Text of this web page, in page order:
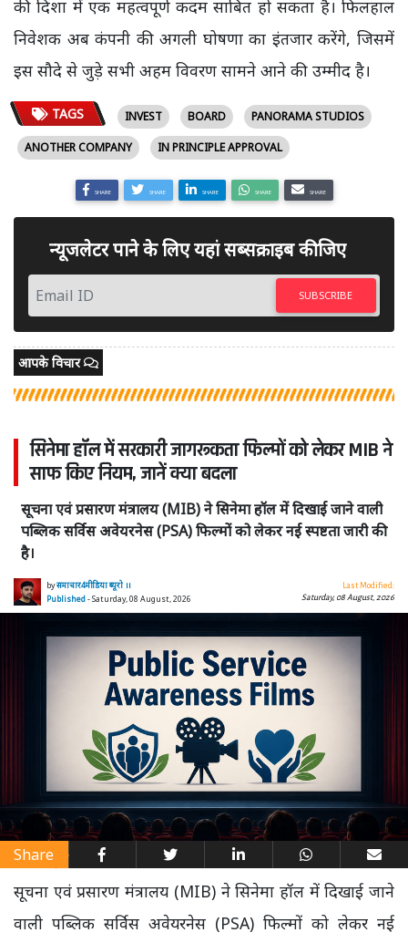
की दिशा में एक महत्वपूर्ण कदम साबित हो सकता है। फिलहाल
निवेशक अब कंपनी की अगली घोषणा का इंतजार करेंगे, जिसमें
इस सौदे से जुड़े सभी अहम विवरण सामने आने की उम्मीद है।
TAGS INVEST BOARD
PANORAMA STUDIOS
ANOTHER COMPANY
IN PRINCIPLE APPROVAL
SHARE SHARE SHARE SHARE SHARE
न्यूजलेटर पाने के लिए यहां सब्सक्राइब कीजिए
SUBSCRIBE
आपके विचार
सिनेमा हॉल में सरकारी जागरूकता फिल्मों को लेकर MIB ने
साफ किए नियम, जानें क्या बदला
सूचना एवं प्रसारण मंत्रालय (MIB) ने सिनेमा हॉल में दिखाई जाने वाली
पब्लिक सर्विस अवेयरनेस (PSA) फिल्मों को लेकर नई स्पष्टता जारी की
है।
byसमाचार4मीडिया ब्यूरो ।।
Published - Saturday, 08 August, 2026
Last Modified:
Saturday, 08 August, 2026
Share
सूचना एवं प्रसारण मंत्रालय (MIB) ने सिनेमा हॉल में दिखाई जाने
वाली पब्लिक सर्विस अवेयरनेस (PSA) फिल्मों को लेकर नई